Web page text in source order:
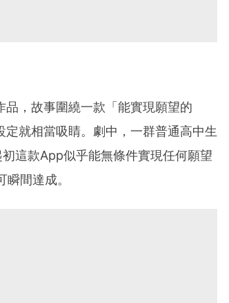
品，故事圍繞一款「能實現願望的
就相當吸睛。劇中，一群普通高中生
這款App似乎能無條件實現任何願望
間達成。